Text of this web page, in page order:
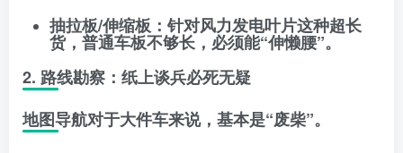
抽拉板/伸缩板 ：针对风力发电叶片这种超长
货，普通车板不够长，必须能“伸懒腰”。
2. 路线勘察：纸上谈兵必死无疑
地图导航对于大件车来说，基本是“废柴”。